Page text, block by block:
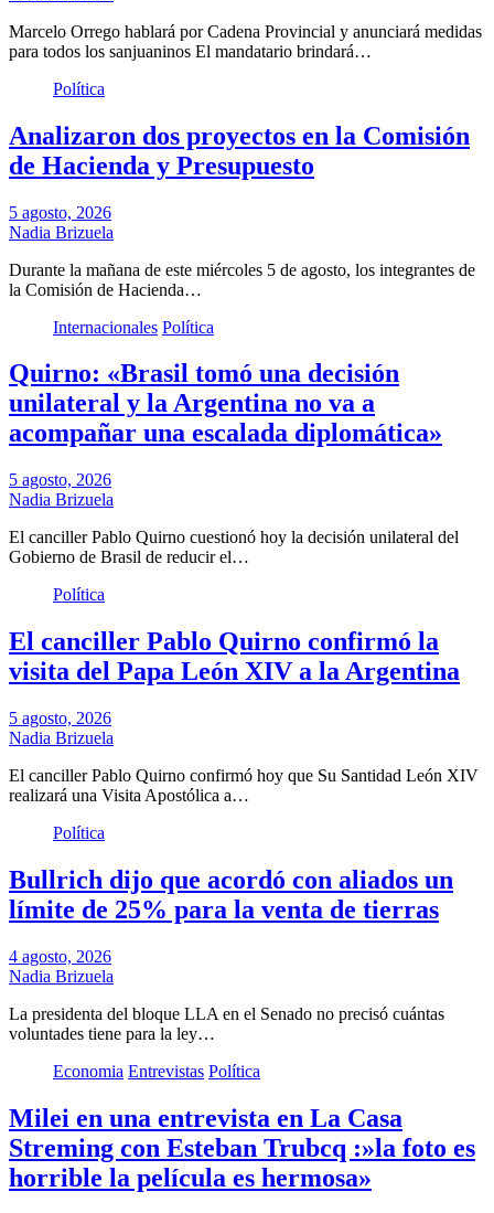
Marcelo Orrego hablará por Cadena Provincial y anunciará medidas
para todos los sanjuaninos El mandatario brindará…
Política
Analizaron dos proyectos en la Comisión
de Hacienda y Presupuesto
5 agosto, 2026
Nadia Brizuela
Durante la mañana de este miércoles 5 de agosto, los integrantes de
la Comisión de Hacienda…
Internacionales Política
Quirno: «Brasil tomó una decisión
unilateral y la Argentina no va a
acompañar una escalada diplomática»
5 agosto, 2026
Nadia Brizuela
El canciller Pablo Quirno cuestionó hoy la decisión unilateral del
Gobierno de Brasil de reducir el…
Política
El canciller Pablo Quirno confirmó la
visita del Papa León XIV a la Argentina
5 agosto, 2026
Nadia Brizuela
El canciller Pablo Quirno confirmó hoy que Su Santidad León XIV
realizará una Visita Apostólica a…
Política
Bullrich dijo que acordó con aliados un
límite de 25% para la venta de tierras
4 agosto, 2026
Nadia Brizuela
La presidenta del bloque LLA en el Senado no precisó cuántas
voluntades tiene para la ley…
Economia Entrevistas Política
Milei en una entrevista en La Casa
Streming con Esteban Trubcq :»la foto es
horrible la película es hermosa»